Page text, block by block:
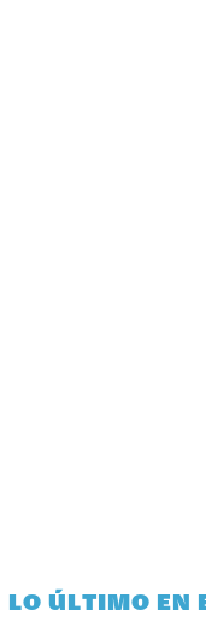
LO ÚLTIMO EN